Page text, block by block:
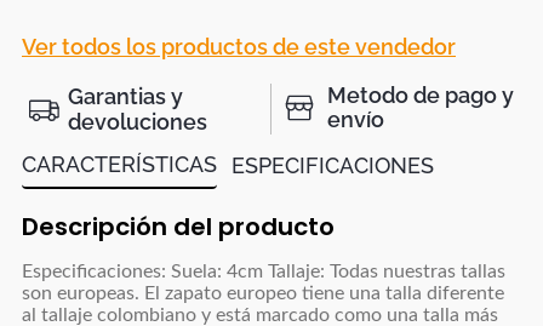
Ver todos los productos de este vendedor
Garantias y
devoluciones
Metodo de pago y
envío
CARACTERÍSTICAS
ESPECIFICACIONES
Descripción del producto
Especificaciones: Suela: 4cm Tallaje: Todas nuestras tallas
son europeas. El zapato europeo tiene una talla diferente
al tallaje colombiano y está marcado como una talla más